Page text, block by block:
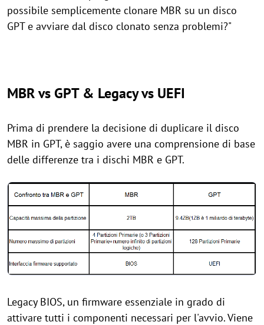
possibile semplicemente clonare MBR su un disco
GPT e avviare dal disco clonato senza problemi?"
MBR vs GPT & Legacy vs UEFI
Prima di prendere la decisione di duplicare il disco
MBR in GPT, è saggio avere una comprensione di base
delle differenze tra i dischi MBR e GPT.
Legacy BIOS, un firmware essenziale in grado di
attivare tutti i componenti necessari per l'avvio. Viene